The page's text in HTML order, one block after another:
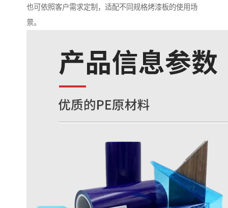
也可依照客户需求定制，适配不同规格烤漆板的使用场
景。